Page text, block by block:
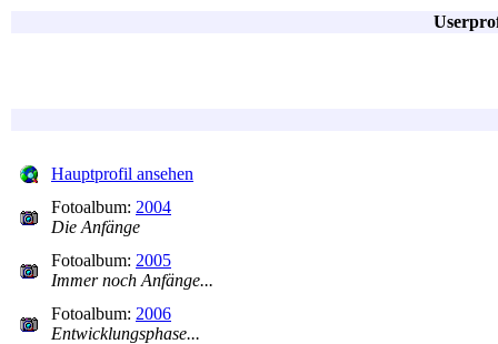
Hauptprofil ansehen
Fotoalbum: 2004
Die Anfänge
Fotoalbum: 2005
Immer noch Anfänge...
Fotoalbum: 2006
Entwicklungsphase...